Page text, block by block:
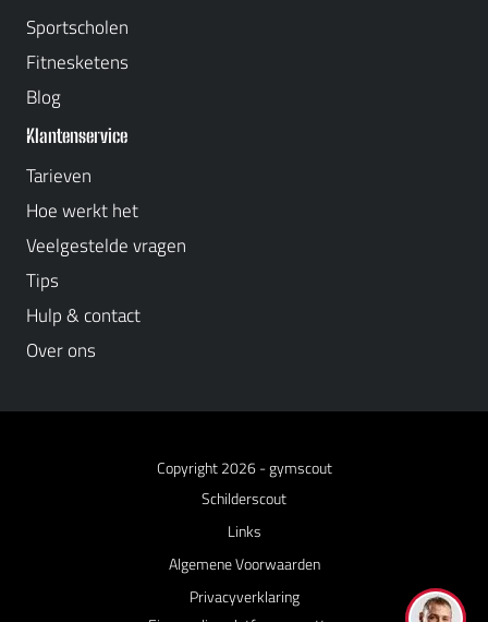
Sportscholen
Fitnesketens
Blog
Klantenservice
Tarieven
Hoe werkt het
Veelgestelde vragen
Tips
Hulp & contact
Over ons
Copyright 2026 -gymscout
Schilderscout
Links
Algemene Voorwaarden
Privacyverklaring